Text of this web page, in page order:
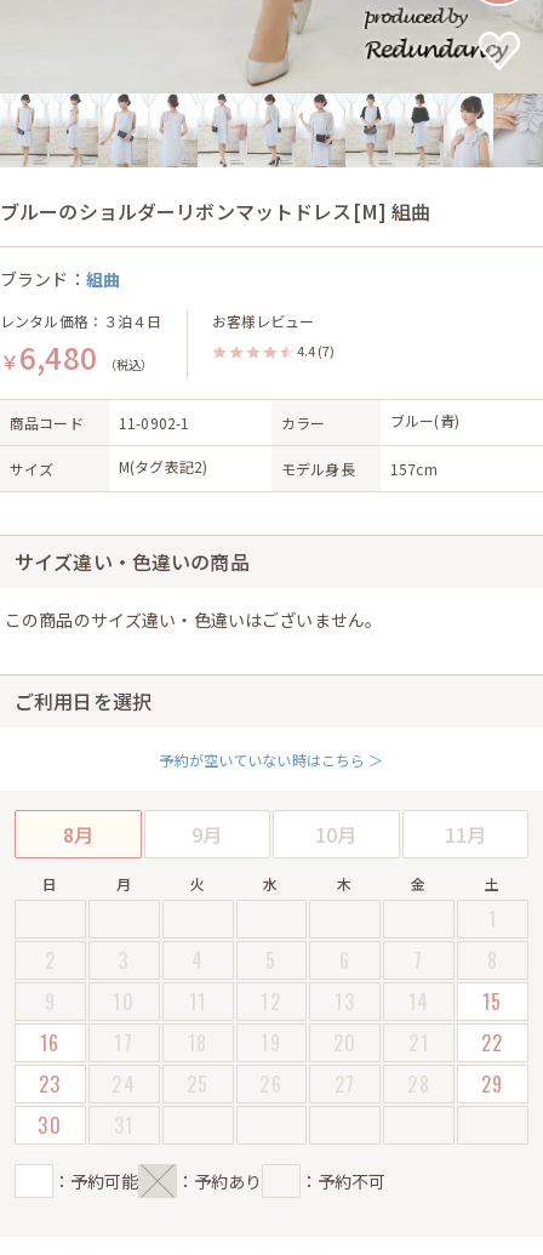
ブルーのショルダーリボンマットドレス[M] 組曲
ブランド： 組曲
レンタル価格：３泊４日
￥6,480 （税込）
お客様レビュー
4.4 (7)
商品コード 11-0902-1 カラー ブルー(青)
サイズ M(タグ表記2) モデル身長 157cm
サイズ違い・色違いの商品
この商品のサイズ違い・色違いはございません。
ご利用日を選択
予約が空いていない時はこちら ＞
8月 9月 10月 11月
日 月 火 水 木 金 土
1
2
3 4 5 6 7
8
9
10 11 12 13 14
15
16
17 18 19 20 21
22
23
24 25 26 27 28
29
30
31
：予約可能 ：予約あり ：予約不可